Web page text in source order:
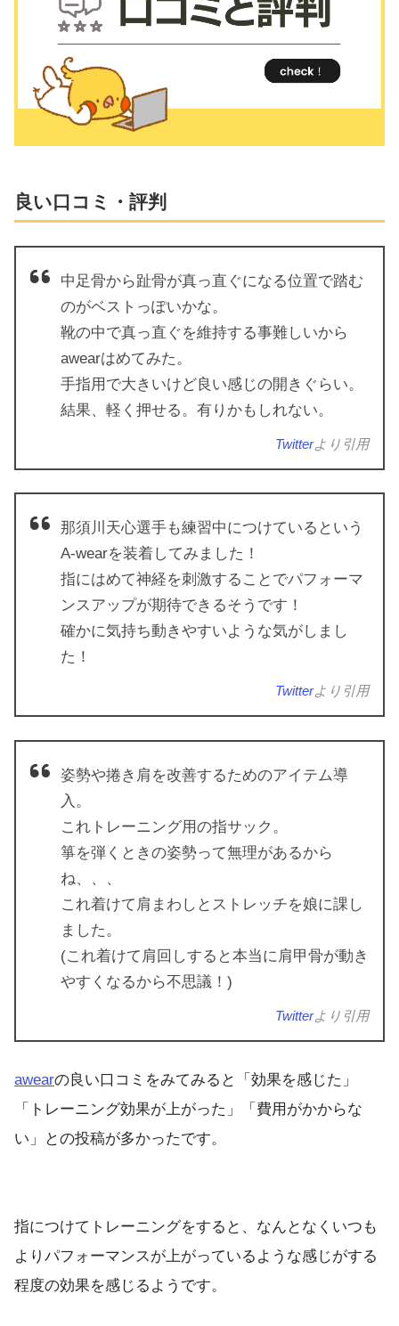
良い口コミ・評判
中足骨から趾骨が真っ直ぐになる位置で踏む
のがベストっぽいかな。
靴の中で真っ直ぐを維持する事難しいから
awearはめてみた。
手指用で大きいけど良い感じの開きぐらい。
結果、軽く押せる。有りかもしれない。
Twitterより引用
那須川天心選手も練習中につけているという
A-wearを装着してみました！
指にはめて神経を刺激することでパフォーマ
ンスアップが期待できるそうです！
確かに気持ち動きやすいような気がしまし
た！
Twitterより引用
姿勢や捲き肩を改善するためのアイテム導
入。
これトレーニング用の指サック。
箏を弾くときの姿勢って無理があるから
ね、、、
これ着けて肩まわしとストレッチを娘に課し
ました。
(これ着けて肩回しすると本当に肩甲骨が動き
やすくなるから不思議！)
Twitterより引用
awearの良い口コミをみてみると「効果を感じた」
「トレーニング効果が上がった」「費用がかからな
い」との投稿が多かったです。
指につけてトレーニングをすると、なんとなくいつも
よりパフォーマンスが上がっているような感じがする
程度の効果を感じるようです。